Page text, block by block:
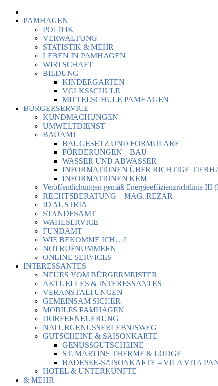
PAMHAGEN
POLITIK
VERWALTUNG
STATISTIK & MEHR
LEBEN IN PAMHAGEN
WIRTSCHAFT
BILDUNG
KINDERGARTEN
VOLKSSCHULE
MITTELSCHULE PAMHAGEN
BÜRGERSERVICE
KUNDMACHUNGEN
UMWELTDIENST
BAUAMT
BAUGESETZ UND FORMULARE
FÖRDERUNGEN – BAU
WASSER UND ABWASSER
INFORMATIONEN ÜBER RICHTIGE
INFORMATIONEN KEM
Veröffentlichungen gemäß Energieeffizienzrichtlinie III
RECHTSBERATUNG – MAG. REZAR
ID AUSTRIA
STANDESAMT
WAHLSERVICE
FUNDAMT
WIE BEKOMME ICH…?
NOTRUFNUMMERN
ONLINE SERVICES
INTERESSANTES
NEUES VOM BÜRGERMEISTER
AKTUELLES & INTERESSANTES
VERANSTALTUNGEN
GEMEINSAM SICHER
MOBILES PAMHAGEN
DORFERNEUERUNG
NATURGENUSSERLEBNISWEG
GUTSCHEINE & SAISONKARTE
GENUSSGUTSCHEINE
ST. MARTINS THERME & LODGE
BADESEE-SAISONKARTE – VILA VITA
HOTEL & UNTERKÜNFTE
& MEHR